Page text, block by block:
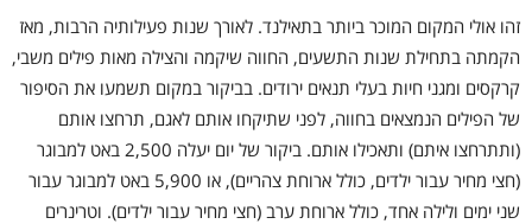
זהו אולי המקום המוכר ביותר בתאילנד. לאורך שנות פעילותיה הרבות, מאז
הקמתה בתחילת שנות התשעים, החווה שיקמה והצילה מאות פילים משבי,
קרקסים ומגני חיות בעלי תנאים ירודים. בביקור במקום תשמעו את הסיפור
של הפילים הנמצאים בחווה, לפני שתיקחו אותם לאגם, תרחצו אותם
(ותתרחצו איתם) ותאכילו אותם. ביקור של יום יעלה 2,500 באט למבוגר
(חצי מחיר עבור ילדים, כולל ארוחת צהריים), או 5,900 באט למבוגר עבור
שני ימים ולילה אחד, כולל ארוחת ערב (חצי מחיר עבור ילדים). וטרינרים